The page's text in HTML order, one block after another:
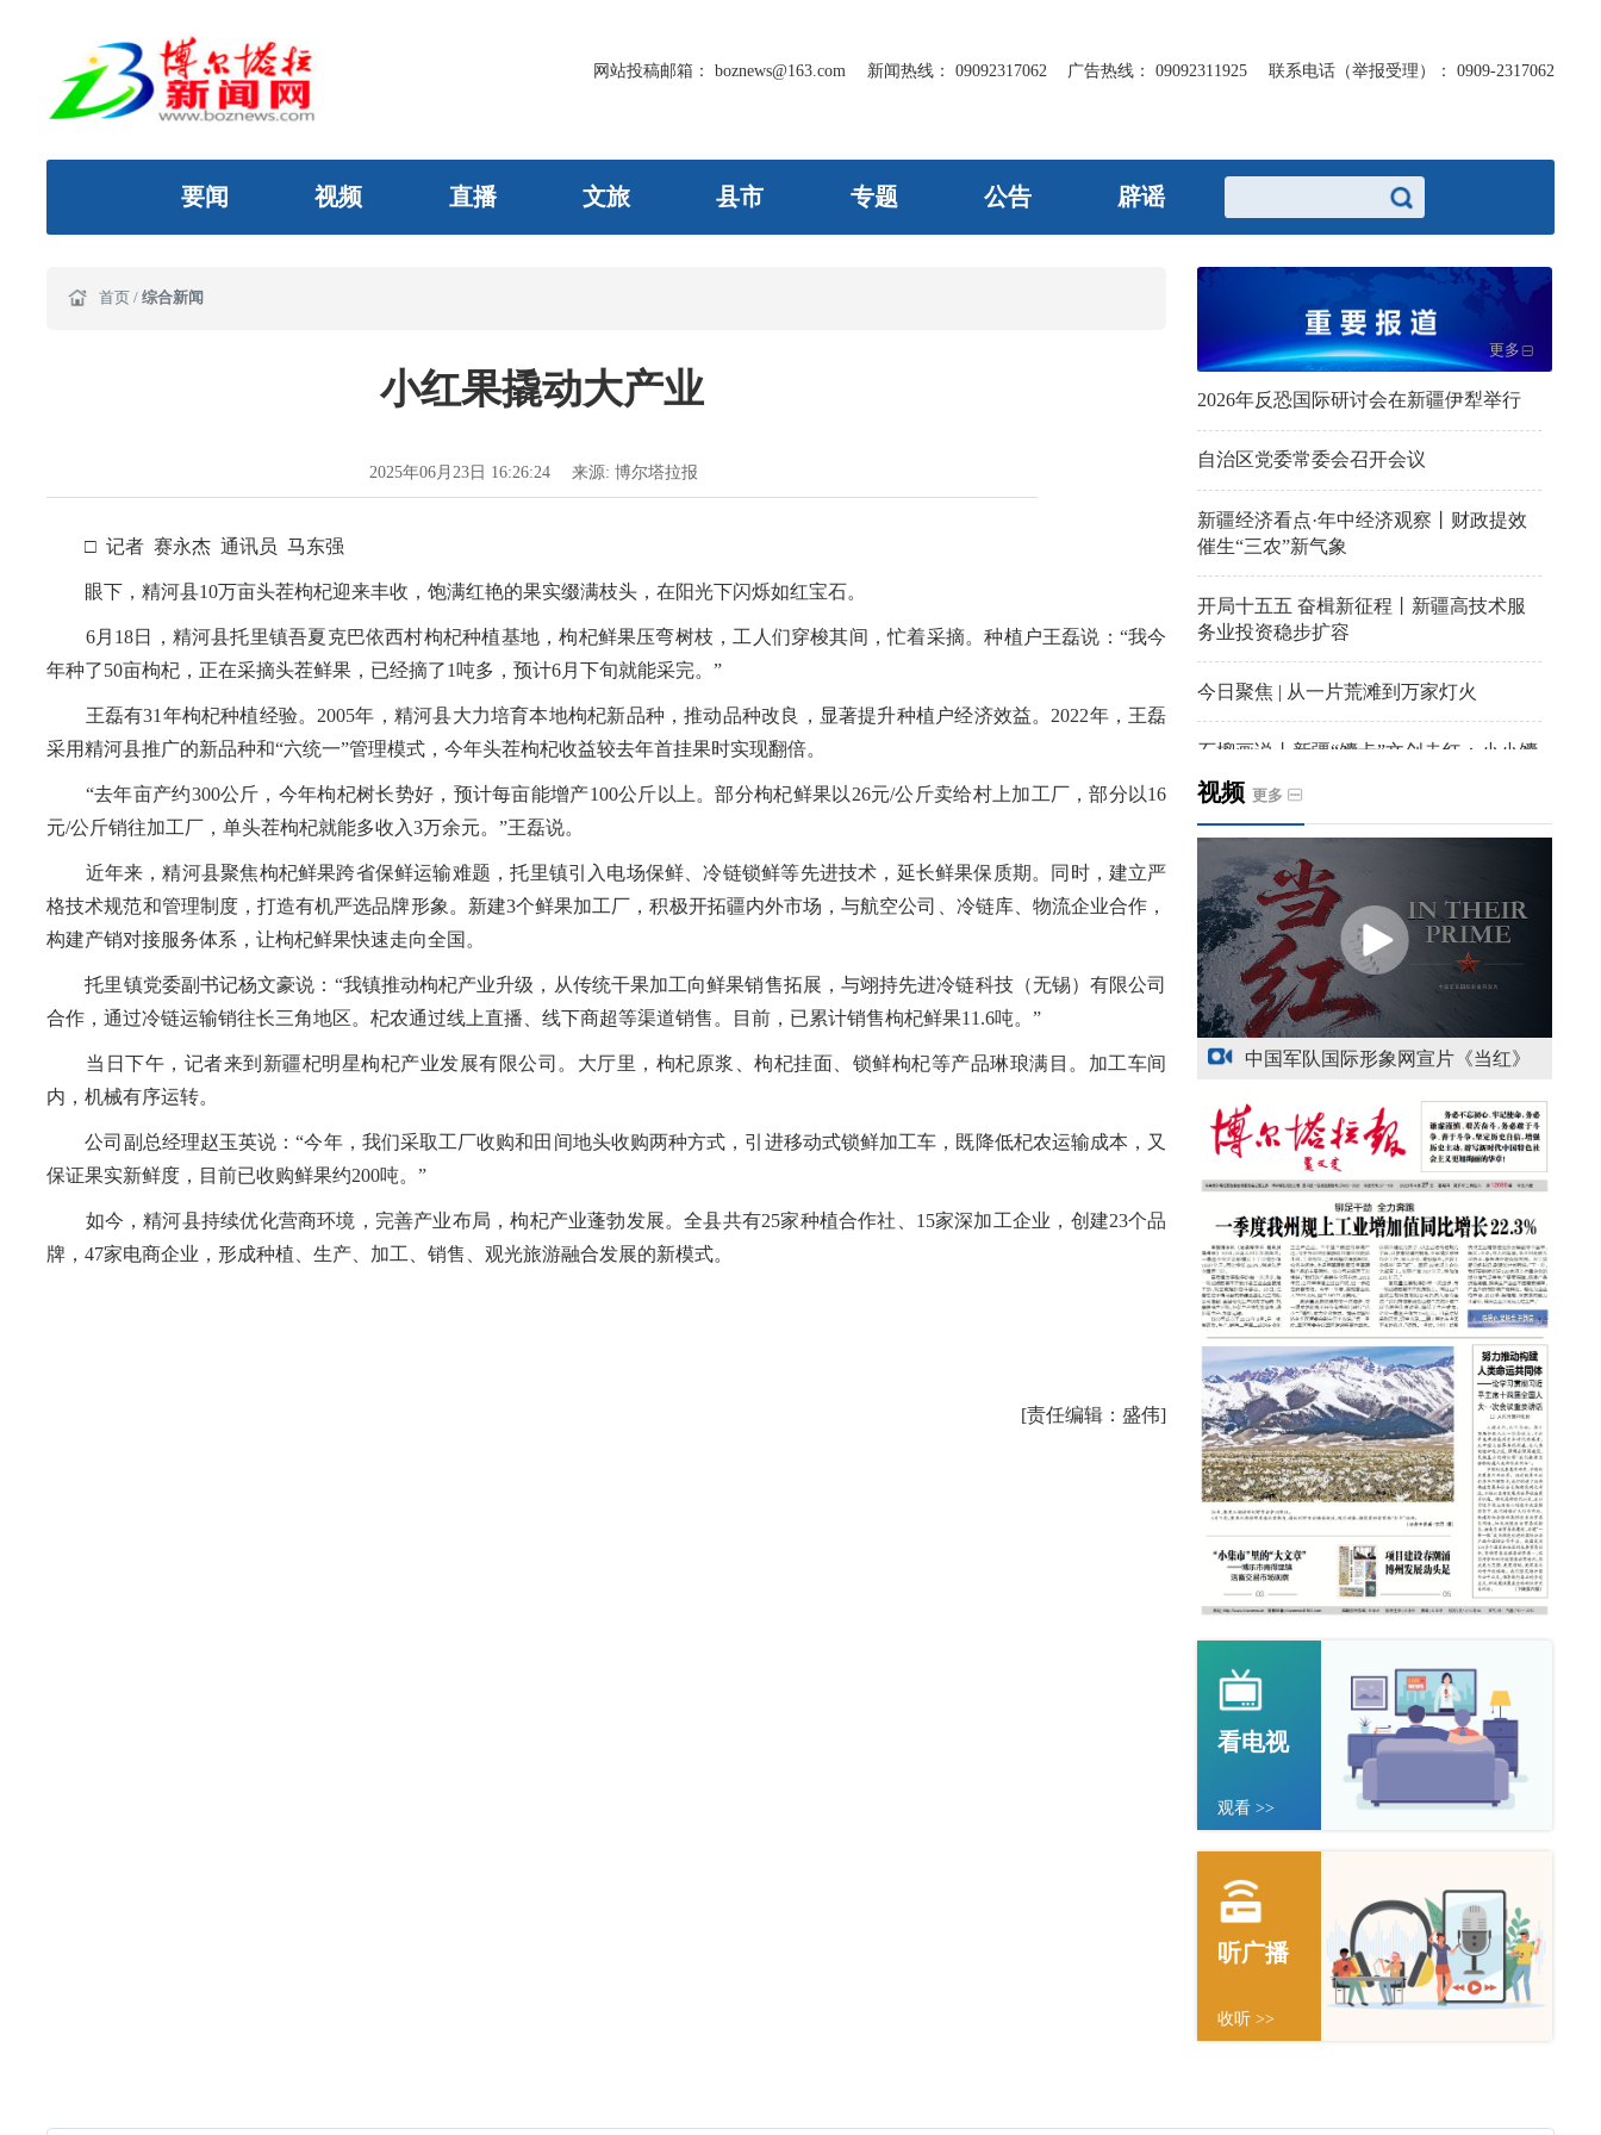
网站投稿邮箱：boznews@163.com 新闻热线： 09092317062 广告热线：09092311925 联系电话（举报受理）： 0909-2317062
要闻 视频 直播 文旅 县市 专题 公告 辟谣
首页 / 综合新闻
小红果撬动大产业
2025年06月23日 16:26:24 来源: 博尔塔拉报
□ 记者 赛永杰 通讯员 马东强
眼下，精河县10万亩头茬枸杞迎来丰收，饱满红艳的果实缀满枝头，在阳光下闪烁如红宝石。
6月18日，精河县托里镇吾夏克巴依西村枸杞种植基地，枸杞鲜果压弯树枝，工人们穿梭其间，忙着采摘。种植户王磊说：“我今
年种了50亩枸杞，正在采摘头茬鲜果，已经摘了1吨多，预计6月下旬就能采完。”
王磊有31年枸杞种植经验。2005年，精河县大力培育本地枸杞新品种，推动品种改良，显著提升种植户经济效益。2022年，王磊
采用精河县推广的新品种和“六统一”管理模式，今年头茬枸杞收益较去年首挂果时实现翻倍。
“去年亩产约300公斤，今年枸杞树长势好，预计每亩能增产100公斤以上。部分枸杞鲜果以26元/公斤卖给村上加工厂，部分以16
元/公斤销往加工厂，单头茬枸杞就能多收入3万余元。”王磊说。
近年来，精河县聚焦枸杞鲜果跨省保鲜运输难题，托里镇引入电场保鲜、冷链锁鲜等先进技术，延长鲜果保质期。同时，建立严
格技术规范和管理制度，打造有机严选品牌形象。新建3个鲜果加工厂，积极开拓疆内外市场，与航空公司、冷链库、物流企业合作，
构建产销对接服务体系，让枸杞鲜果快速走向全国。
托里镇党委副书记杨文豪说：“我镇推动枸杞产业升级，从传统干果加工向鲜果销售拓展，与翊持先进冷链科技（无锡）有限公司
合作，通过冷链运输销往长三角地区。杞农通过线上直播、线下商超等渠道销售。目前，已累计销售枸杞鲜果11.6吨。”
当日下午，记者来到新疆杞明星枸杞产业发展有限公司。大厅里，枸杞原浆、枸杞挂面、锁鲜枸杞等产品琳琅满目。加工车间
内，机械有序运转。
公司副总经理赵玉英说：“今年，我们采取工厂收购和田间地头收购两种方式，引进移动式锁鲜加工车，既降低杞农运输成本，又
保证果实新鲜度，目前已收购鲜果约200吨。”
如今，精河县持续优化营商环境，完善产业布局，枸杞产业蓬勃发展。全县共有25家种植合作社、15家深加工企业，创建23个品
牌，47家电商企业，形成种植、生产、加工、销售、观光旅游融合发展的新模式。
[责任编辑：盛伟]
更多
2026年反恐国际研讨会在新疆伊犁举行
自治区党委常委会召开会议
新疆经济看点·年中经济观察丨财政提效
催生“三农”新气象
开局十五五 奋楫新征程丨新疆高技术服
务业投资稳步扩容
今日聚焦 | 从一片荒滩到万家灯火
石榴画说丨新疆“馕卡”文创走红：小小馕
饼变身城市文旅IP名片
天山观察丨暑期AI研学热，孩子们究竟学
到什么
给祖国“镶金边”！G219+G331描绘新疆风
光与发展新画卷
新疆多点发力完善水利基础设施
援疆心语｜千里赴疆 以影像微光护百姓
视频 更多
中国军队国际形象网宣片《当红》
看电视
观看 >>
听广播
收听 >>